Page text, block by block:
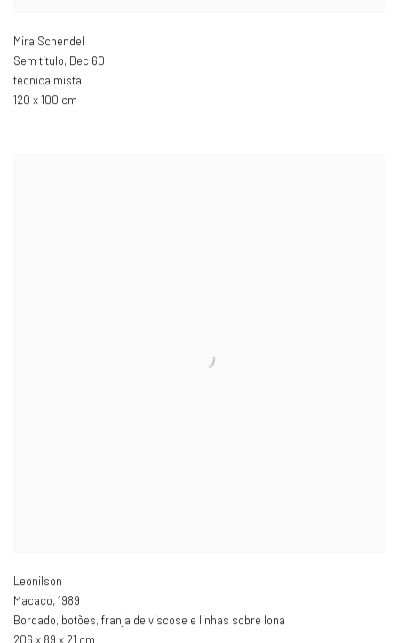
Mira Schendel
Sem título, Dec 60
técnica mista
120 x 100 cm
Leonilson
Macaco, 1989
Bordado, botões, franja de viscose e linhas sobre lona